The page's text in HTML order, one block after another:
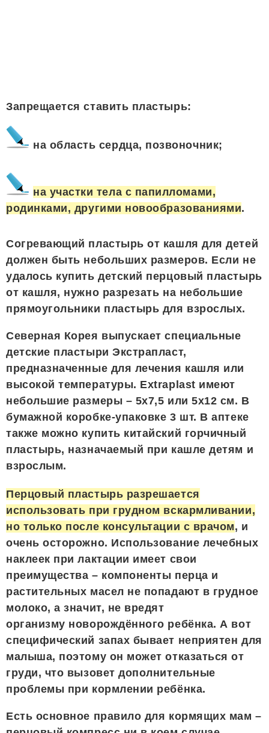
Запрещается ставить пластырь:
на область сердца, позвоночник;
на участки тела с папилломами,
родинками, другими новообразованиями.
Согревающий пластырь от кашля для детей
должен быть небольших размеров. Если не
удалось купить детский перцовый пластырь
от кашля, нужно разрезать на небольшие
прямоугольники пластырь для взрослых.
Северная Корея выпускает специальные
детские пластыри Экстрапласт,
предназначенные для лечения кашля или
высокой температуры. Extraplast имеют
небольшие размеры – 5х7,5 или 5х12 см. В
бумажной коробке-упаковке 3 шт. В аптеке
также можно купить китайский горчичный
пластырь, назначаемый при кашле детям и
взрослым.
Перцовый пластырь разрешается
использовать при грудном вскармливании,
но только после консультации с врачом, и
очень осторожно. Использование лечебных
наклеек при лактации имеет свои
преимущества – компоненты перца и
растительных масел не попадают в грудное
молоко, а значит, не вредят
организму новорождённого ребёнка. А вот
специфический запах бывает неприятен для
малыша, поэтому он может отказаться от
груди, что вызовет дополнительные
проблемы при кормлении ребёнка.
Есть основное правило для кормящих мам –